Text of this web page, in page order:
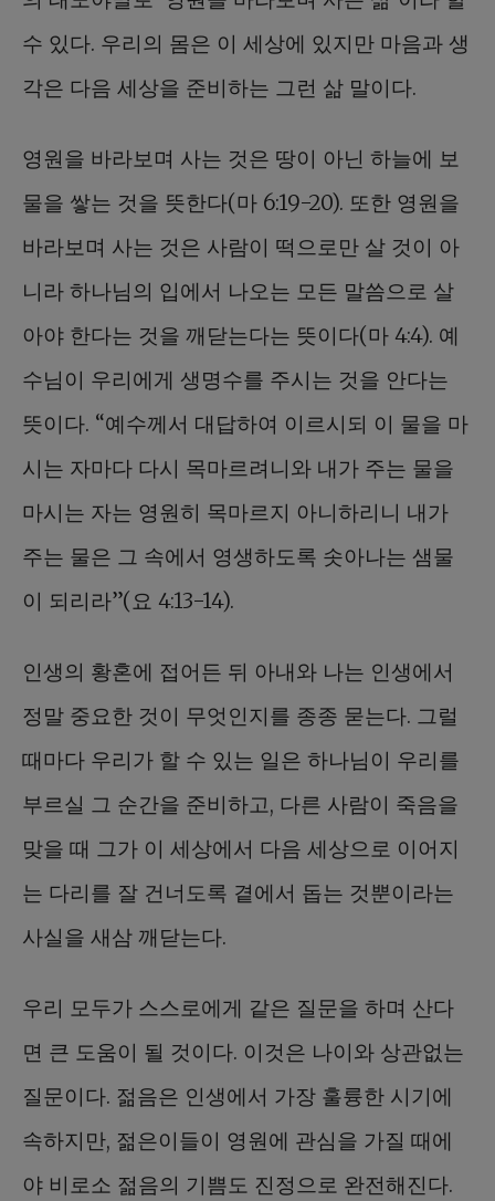
수 있다. 우리의 몸은 이 세상에 있지만 마음과 생
각은 다음 세상을 준비하는 그런 삶 말이다.
영원을 바라보며 사는 것은 땅이 아닌 하늘에 보
물을 쌓는 것을 뜻한다(마 6:19-20). 또한 영원을
바라보며 사는 것은 사람이 떡으로만 살 것이 아
니라 하나님의 입에서 나오는 모든 말씀으로 살
아야 한다는 것을 깨닫는다는 뜻이다(마 4:4). 예
수님이 우리에게 생명수를 주시는 것을 안다는
뜻이다. “예수께서 대답하여 이르시되 이 물을 마
시는 자마다 다시 목마르려니와 내가 주는 물을
마시는 자는 영원히 목마르지 아니하리니 내가
주는 물은 그 속에서 영생하도록 솟아나는 샘물
이 되리라”(요 4:13-14).
인생의 황혼에 접어든 뒤 아내와 나는 인생에서
정말 중요한 것이 무엇인지를 종종 묻는다. 그럴
때마다 우리가 할 수 있는 일은 하나님이 우리를
부르실 그 순간을 준비하고, 다른 사람이 죽음을
맞을 때 그가 이 세상에서 다음 세상으로 이어지
는 다리를 잘 건너도록 곁에서 돕는 것뿐이라는
사실을 새삼 깨닫는다.
우리 모두가 스스로에게 같은 질문을 하며 산다
면 큰 도움이 될 것이다. 이것은 나이와 상관없는
질문이다. 젊음은 인생에서 가장 훌륭한 시기에
속하지만, 젊은이들이 영원에 관심을 가질 때에
야 비로소 젊음의 기쁨도 진정으로 완전해진다.